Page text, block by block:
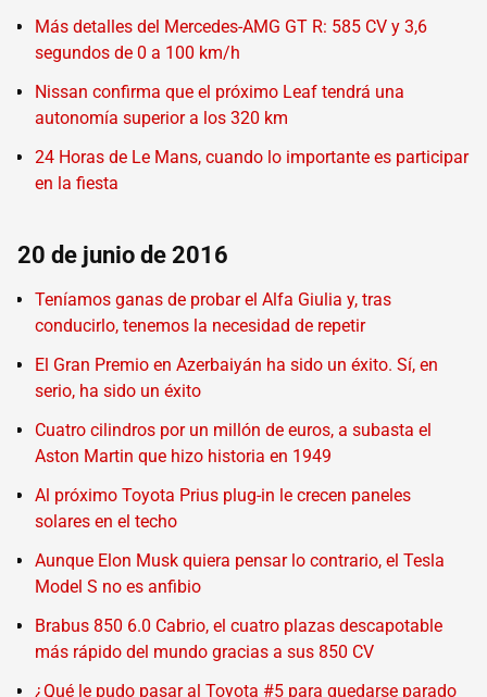
Más detalles del Mercedes-AMG GT R: 585 CV y 3,6
segundos de 0 a 100 km/h
Nissan confirma que el próximo Leaf tendrá una
autonomía superior a los 320 km
24 Horas de Le Mans, cuando lo importante es participar
en la fiesta
20 de junio de 2016
Teníamos ganas de probar el Alfa Giulia y, tras
conducirlo, tenemos la necesidad de repetir
El Gran Premio en Azerbaiyán ha sido un éxito. Sí, en
serio, ha sido un éxito
Cuatro cilindros por un millón de euros, a subasta el
Aston Martin que hizo historia en 1949
Al próximo Toyota Prius plug-in le crecen paneles
solares en el techo
Aunque Elon Musk quiera pensar lo contrario, el Tesla
Model S no es anfibio
Brabus 850 6.0 Cabrio, el cuatro plazas descapotable
más rápido del mundo gracias a sus 850 CV
¿Qué le pudo pasar al Toyota #5 para quedarse parado